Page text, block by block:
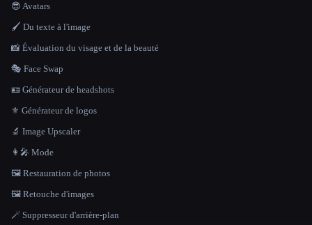
😎 Avatars
🖌️ Du texte à l'image
📸 Évaluation du visage et de la beauté
🎭 Face Swap
🪪 Générateur de headshots
⚜️ Générateur de logos
🔬 Image Upscaler
👩‍🎤 Mode
🖼️ Restauration de photos
🖼️ Retouche d'images
🪄 Suppresseur d'arrière-plan